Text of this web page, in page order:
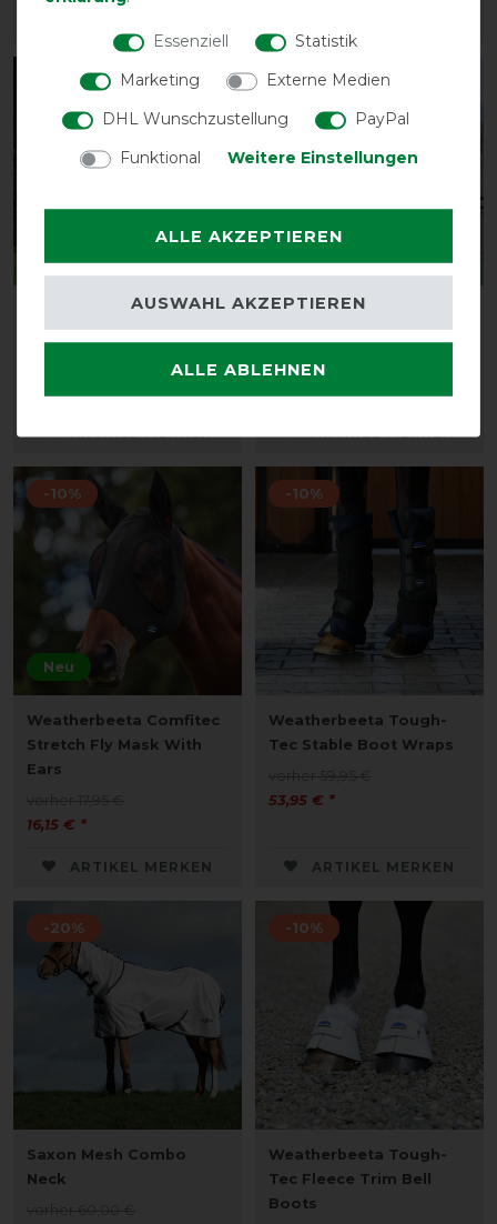
-20%
Saxon Defiant 600D
Standard Neck Lite 0g
-10%
Weatherbeeta Comfitec
Essential Turnout 220g
vorher 129,95 €
Neu
-10%
Weatherbeeta Comfitec
Stretch Fly Mask With
Ears
16,15 € *
ARTIKEL MERKEN
-10%
Weatherbeeta Tough-
Tec Stable Boot Wraps
53,95 € *
ARTIKEL MERKEN
-20%
Saxon Mesh Combo
Neck
-10%
Weatherbeeta Tough-
Tec Fleece Trim Bell
Boots
Essenziell
Statistik
Marketing
Externe Medien
DHL Wunschzustellung
PayPal
Funktional
Weitere Einstellungen
ALLE AKZEPTIEREN
ALLE ABLEHNEN
AUSWAHL AKZEPTIEREN